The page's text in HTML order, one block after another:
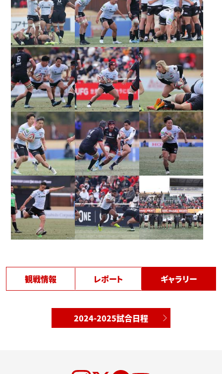
観戦情報 レポート ギャラリー
2024-2025試合日程